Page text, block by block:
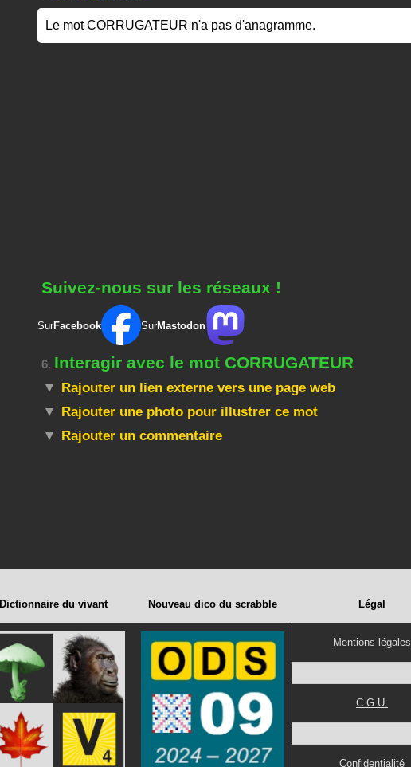
Le mot CORRUGATEUR n'a pas d'anagramme.
Suivez-nous sur les réseaux !
SurFacebook SurMastodon
6. Interagir avec le mot CORRUGATEUR
Rajouter un lien externe vers une page web
Rajouter une photo pour illustrer ce mot
Rajouter un commentaire
Dictionnaire du vivant Nouveau dico du scrabble Légal
Mentions légales
C.G.U.
Confidentialité